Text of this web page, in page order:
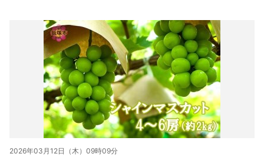
2026年03月12日（木）09時09分